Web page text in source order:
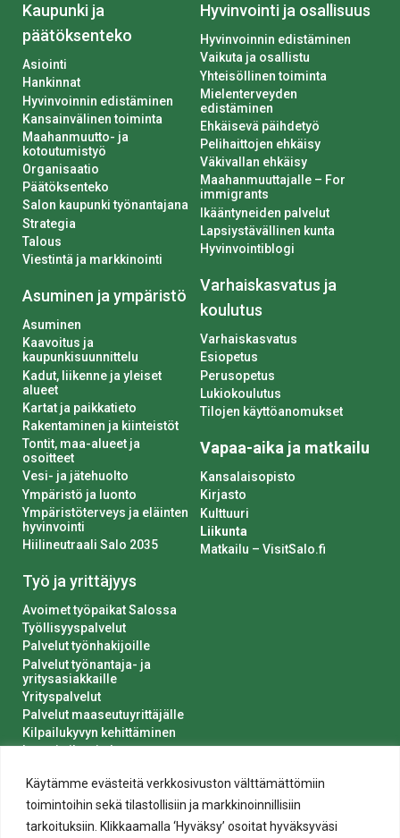
Käytämme evästeitä verkkosivuston välttämättömiin
toimintoihin sekä tilastollisiin ja markkinoinnillisiin
tarkoituksiin. Klikkaamalla ‘Hyväksy’ osoitat hyväksyväsi
Kaupunki ja
päätöksenteko
Asiointi
Hankinnat
Hyvinvoinnin edistäminen
Kansainvälinen toiminta
Maahanmuutto- ja
kotoutumistyö
Organisaatio
Päätöksenteko
Salon kaupunki työnantajana
Strategia
Talous
Viestintä ja markkinointi
Asuminen ja ympäristö
Asuminen
Kaavoitus ja
kaupunkisuunnittelu
Kadut, liikenne ja yleiset
alueet
Kartat ja paikkatieto
Rakentaminen ja kiinteistöt
Tontit, maa-alueet ja
osoitteet
Vesi- ja jätehuolto
Ympäristö ja luonto
Ympäristöterveys ja eläinten
hyvinvointi
Hiilineutraali Salo 2035
Työ ja yrittäjyys
Avoimet työpaikat Salossa
Työllisyyspalvelut
Palvelut työnhakijoille
Palvelut työnantaja- ja
yritysasiakkaille
Yrityspalvelut
Palvelut maaseutuyrittäjälle
Kilpailukyvyn kehittäminen
Luvat ja ilmoitukset
Hyvinvointi ja osallisuus
Hyvinvoinnin edistäminen
Vaikuta ja osallistu
Yhteisöllinen toiminta
Mielenterveyden
edistäminen
Ehkäisevä päihdetyö
Pelihaittojen ehkäisy
Väkivallan ehkäisy
Maahanmuuttajalle – For
immigrants
Ikääntyneiden palvelut
Lapsiystävällinen kunta
Hyvinvointiblogi
Varhaiskasvatus ja
koulutus
Varhaiskasvatus
Esiopetus
Perusopetus
Lukiokoulutus
Tilojen käyttöanomukset
Vapaa-aika ja matkailu
Kansalaisopisto
Kirjasto
Kulttuuri
Liikunta
Matkailu – VisitSalo.fi